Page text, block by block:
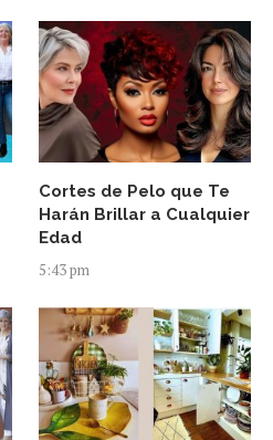
Cortes de Pelo que Te
Harán Brillar a Cualquier
Edad
5:43 pm